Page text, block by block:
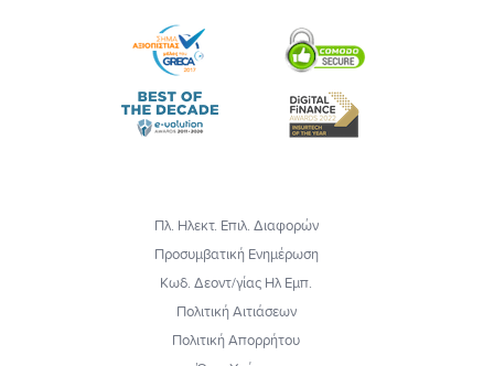
Πλ. Ηλεκτ. Επιλ. Διαφορών
Προσυμβατική Ενημέρωση
Κωδ. Δεοντ/γίας Ηλ Εμπ.
Πολιτική Αιτιάσεων
Πολιτική Απορρήτου